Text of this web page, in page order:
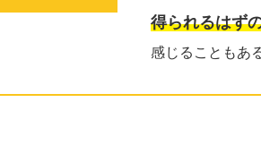
得られるはず
感じることもあ